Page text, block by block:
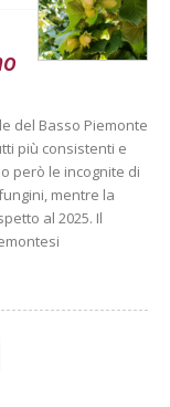
del Basso Piemonte
più consistenti e
però le incognite di
mentre la
al 2025. Il